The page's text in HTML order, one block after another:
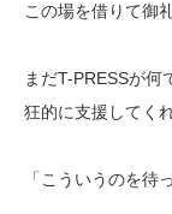
この場を借りて御
まだT-PRESSが
狂的に支援してく
「こういうのを待